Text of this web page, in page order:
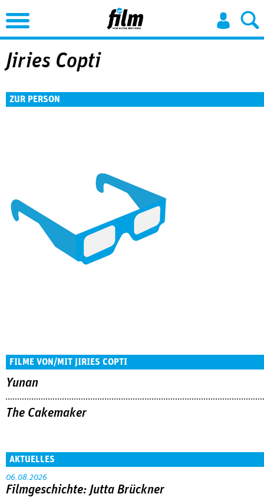
Jump to Navigation
Jiries Copti
ZUR PERSON
FILME VON/MIT JIRIES COPTI
Yunan
The Cakemaker
AKTUELLES
06.08.2026
Filmgeschichte: Jutta Brückner